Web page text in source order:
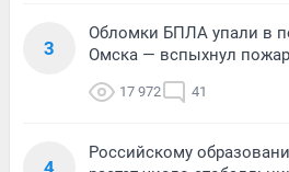
3
Обломки БПЛА упали в
Омска — вспыхнул пожар
17 972 41
Российскому